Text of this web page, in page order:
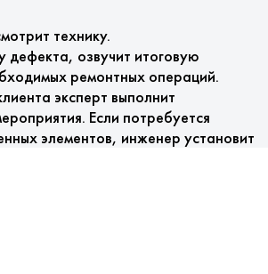
технику.
дефекта, озвучит итоговую
ремонтных операций.
эксперт выполнит
Если потребуется
элементов, инженер установит